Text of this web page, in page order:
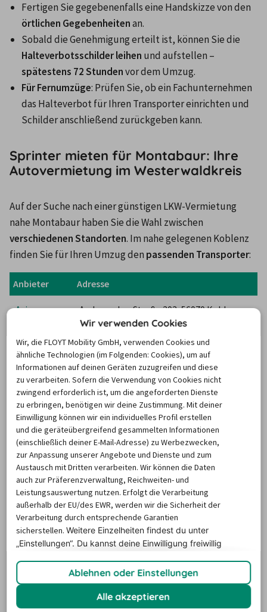
örtlichen Gegebenheiten an.
Halteverbotsschilder leihen
spätestens 72 Stunden vor dem Umzug.
Für Fernumzüge: Prüfen Sie, ob ein Fachunternehmen
das Halteverbot für Ihren Transporter einrichten und
Schilder anschließend zurückgeben kann.
Sprinter mieten für Montabaur: Ihre
Autovermietung im Westerwaldkreis
Auf der Suche nach einer günstigen LKW-Vermietung
verschiedenen Standorten. Im nahe gelegenen Koblenz
finden Sie für Ihren Umzug den passenden Transporter:
Anbieter Adresse
Avis Andernacher Straße 203, 56070 Koblenz
CarDelMar Andernacher Straße 203, 56070 Koblenz
AutoEurope Am Berg 3, 56070 Koblenz
Enterprise Am Berg 3, 56070 Koblenz
Einwegmiete: Bei unseren Partnern können Sie auch
einen Transporter buchen, um in eine weiter entfernte
Stadt umzuziehen. Informieren Sie sich, welche LKW-
welche Zusatzgebühren damit verbunden sind.
Tipp Fahrzeugklasse:
Wer auch mit größerer Fracht wendig fahren möchte,
Montabaur besteht zudem die Möglichkeit, großräumige
LKW zu leihen. Unsere Fahrzeugflotte bietet für jede
Anforderung den
passenden Transporter in Montabaur!
Wir verwenden Cookies
Wir, die FLOYT Mobility GmbH, verwenden Cookies und
ähnliche Technologien (im Folgenden: Cookies), um auf
Informationen auf deinen Geräten zuzugreifen und diese
zu verarbeiten. Sofern die Verwendung von Cookies nicht
zwingend erforderlich ist, um die angeforderten Dienste
zu erbringen, benötigen wir deine Zustimmung. Mit deiner
Einwilligung können wir ein individuelles Profil erstellen
und die geräteübergreifend gesammelten Informationen
(einschließlich deiner E-Mail-Adresse) zu Werbezwecken,
zur Anpassung unserer Angebote und Dienste und zum
Austausch mit Dritten verarbeiten. Wir können die Daten
auch zur Präferenzverwaltung, Reichweiten- und
Leistungsauswertung nutzen. Erfolgt die Verarbeitung
außerhalb der EU/des EWR, werden wir die Sicherheit der
Verarbeitung durch entsprechende Garantien
sicherstellen.Weitere Einzelheiten findest du unter
„Einstellungen“. Du kannst deine Einwilligung freiwillig
Ablehnen oder Einstellungen
Alle akzeptieren